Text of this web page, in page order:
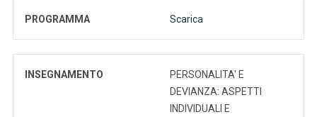
PROGRAMMA Scarica
INSEGNAMENTO
PERSONALITA' E
DEVIANZA: ASPETTI
INDIVIDUALI E